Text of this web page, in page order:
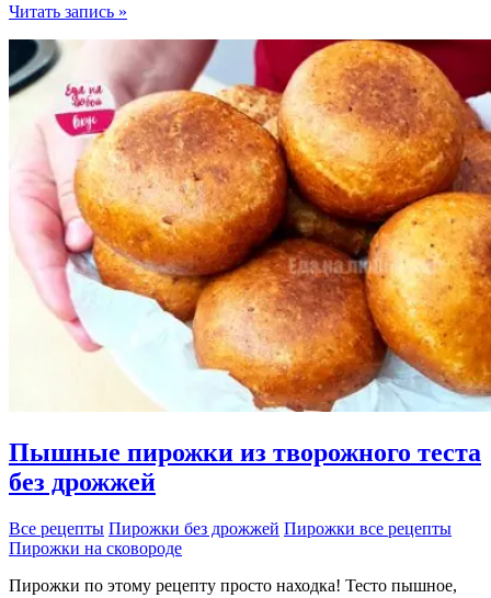
Пирожки
вишней
творожные
Читать запись »
Пышные пирожки из творожного теста
без дрожжей
Все рецепты Пирожки без дрожжей Пирожки все рецепты
Пирожки на сковороде
Пирожки по этому рецепту просто находка! Тесто пышное,